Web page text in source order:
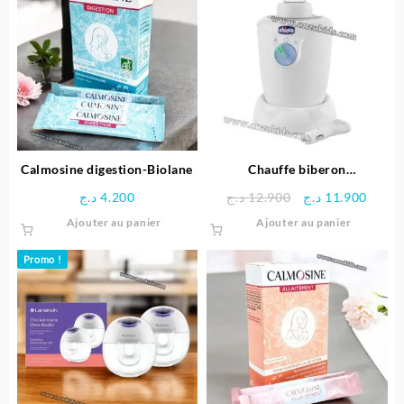
être
choisies
sur
la
page
Calmosine digestion-Biolane
4.200 د.ج
Ajouter au panier
Chauffe biberon
12.900 د.ج
Le
était :
12.900 د.ج.
11.900 د.ج
Ajouter au panier
Promo !